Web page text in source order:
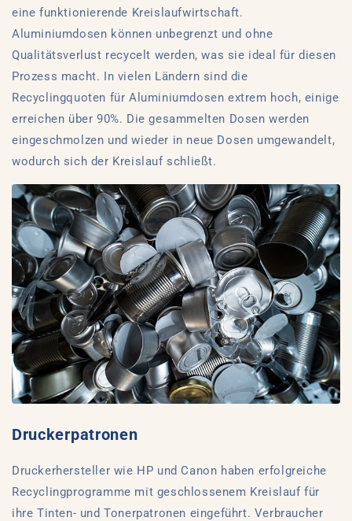
eine funktionierende Kreislaufwirtschaft.
Aluminiumdosen können unbegrenzt und ohne
Qualitätsverlust recycelt werden, was sie ideal für diesen
Prozess macht. In vielen Ländern sind die
Recyclingquoten für Aluminiumdosen extrem hoch, einige
erreichen über 90%. Die gesammelten Dosen werden
eingeschmolzen und wieder in neue Dosen umgewandelt,
wodurch sich der Kreislauf schließt.
Druckerpatronen
Druckerhersteller wie HP und Canon haben erfolgreiche
Recyclingprogramme mit geschlossenem Kreislauf für
ihre Tinten- und Tonerpatronen eingeführt. Verbraucher